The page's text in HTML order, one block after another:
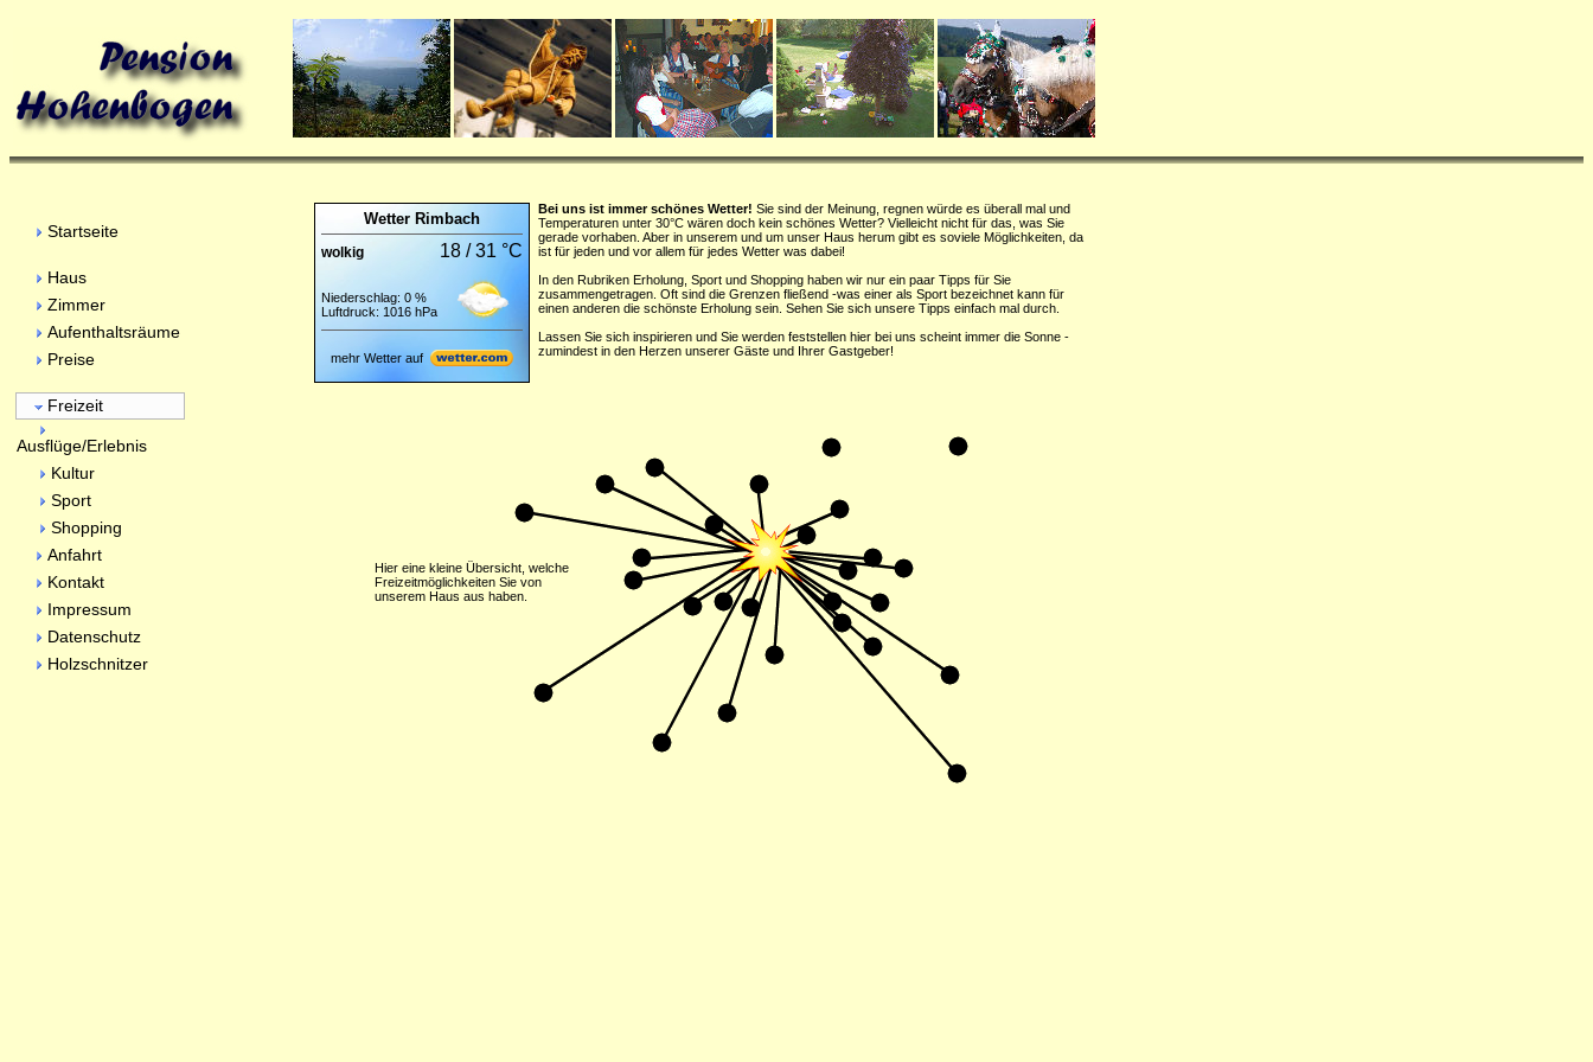
Wetter Rimbach
wolkig 18 / 31 °C
Niederschlag: 0 %
Luftdruck: 1016 hPa
mehr Wetter auf
Bei uns ist immer schönes Wetter! Sie sind der Meinung, regnen würde es überall mal und
Temperaturen unter 30°C wären doch kein schönes Wetter? Vielleicht nicht für das, was Sie
gerade vorhaben. Aber in unserem und um unser Haus herum gibt es soviele Möglichkeiten, da
ist für jeden und vor allem für jedes Wetter was dabei!
In den Rubriken Erholung, Sport und Shopping haben wir nur ein paar Tipps für Sie
zusammengetragen. Oft sind die Grenzen fließend -was einer als Sport bezeichnet kann für
einen anderen die schönste Erholung sein. Sehen Sie sich unsere Tipps einfach mal durch.
Lassen Sie sich inspirieren und Sie werden feststellen hier bei uns scheint immer die Sonne -
zumindest in den Herzen unserer Gäste und Ihrer Gastgeber!
Hier eine kleine Übersicht, welche
Freizeitmöglichkeiten Sie von
unserem Haus aus haben.
Startseite
Haus
Zimmer
Aufenthaltsräume
Preise
Freizeit
Ausflüge/Erlebnis
Kultur
Sport
Shopping
Anfahrt
Kontakt
Impressum
Datenschutz
Holzschnitzer